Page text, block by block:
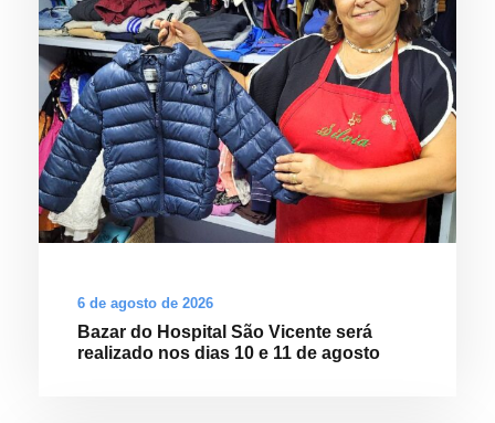
6 de agosto de 2026
Bazar do Hospital São Vicente será
realizado nos dias 10 e 11 de agosto